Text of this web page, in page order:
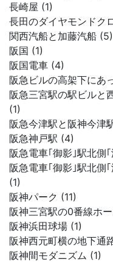
長崎屋 (1)
長田のダイヤモンドク
関西汽船と加藤汽船 (5)
阪国 (1)
阪国電車 (4)
阪急ビルの高架下にあ
阪急三宮駅の駅ビルと
(1)
阪急今津駅と阪神今津
阪急神戸駅 (4)
阪急電車｢御影｣駅北側
阪急電車｢御影｣駅北側
(1)
阪神パーク (11)
阪神三宮駅の0番線ホ
阪神浜田球場 (1)
阪神西元町横の地下通
阪神間モダニズム (1)